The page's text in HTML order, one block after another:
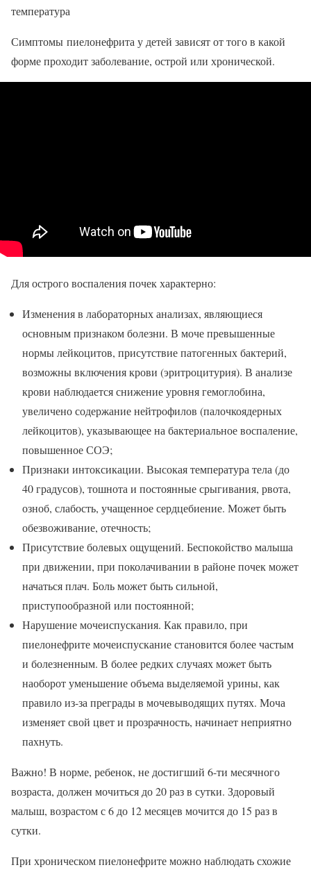
температура
Симптомы пиелонефрита у детей зависят от того в какой
форме проходит заболевание, острой или хронической.
Для острого воспаления почек характерно:
Изменения в лабораторных анализах, являющиеся
основным признаком болезни. В моче превышенные
нормы лейкоцитов, присутствие патогенных бактерий,
возможны включения крови (эритроцитурия). В анализе
крови наблюдается снижение уровня гемоглобина,
увеличено содержание нейтрофилов (палочкоядерных
лейкоцитов), указывающее на бактериальное воспаление,
повышенное СОЭ;
Признаки интоксикации. Высокая температура тела (до
40 градусов), тошнота и постоянные срыгивания, рвота,
озноб, слабость, учащенное сердцебиение. Может быть
обезвоживание, отечность;
Присутствие болевых ощущений. Беспокойство малыша
при движении, при поколачивании в районе почек может
начаться плач. Боль может быть сильной,
приступообразной или постоянной;
Нарушение мочеиспускания. Как правило, при
пиелонефрите мочеиспускание становится более частым
и болезненным. В более редких случаях может быть
наоборот уменьшение объема выделяемой урины, как
правило из-за преграды в мочевыводящих путях. Моча
изменяет свой цвет и прозрачность, начинает неприятно
пахнуть.
Важно! В норме, ребенок, не достигший 6-ти месячного
возраста, должен мочиться до 20 раз в сутки. Здоровый
малыш, возрастом с 6 до 12 месяцев мочится до 15 раз в
сутки.
При хроническом пиелонефрите можно наблюдать схожие